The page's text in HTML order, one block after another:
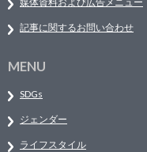
記事に関するお問い合わせ
MENU
SDGs
ジェンダー
ライフスタイル